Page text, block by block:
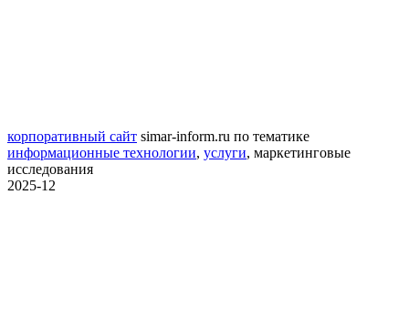
корпоративный сайт simar-inform.ru по тематике
информационные технологии, услуги, маркетинговые
исследования
2025-12